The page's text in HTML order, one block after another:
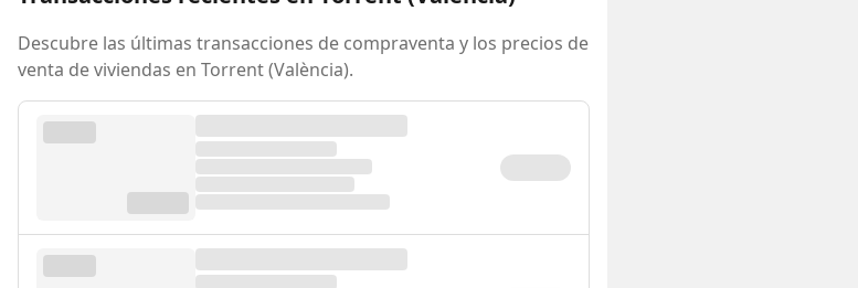
Descubre las últimas transacciones de compraventa y los precios de
venta de viviendas en Torrent (València).